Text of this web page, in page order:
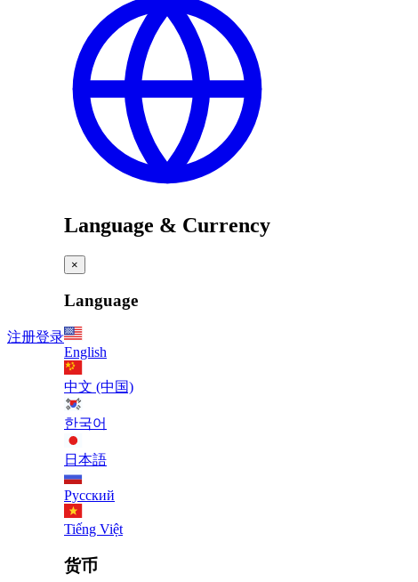
注册登录
Language & Currency
×
Language
English
中文 (中国)
한국어
日本語
Русский
Tiếng Việt
货币